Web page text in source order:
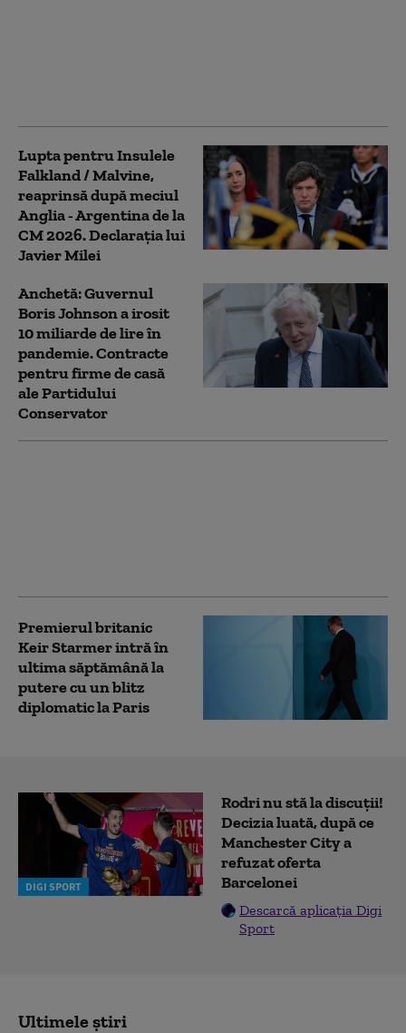
Lupta pentru Insulele
Falkland / Malvine,
reaprinsă după meciul
Anglia - Argentina de la
CM 2026. Declarația lui
Javier Milei
Anchetă: Guvernul
Boris Johnson a irosit
10 miliarde de lire în
pandemie. Contracte
pentru firme de casă
ale Partidului
Conservator
Premierul britanic
Keir Starmer intră în
ultima săptămână la
putere cu un blitz
diplomatic la Paris
DIGI SPORT
Rodri nu stă la discuții!
Decizia luată, după ce
Manchester City a
refuzat oferta
Barcelonei
Descarcă aplicația Digi
Sport
Ultimele știri